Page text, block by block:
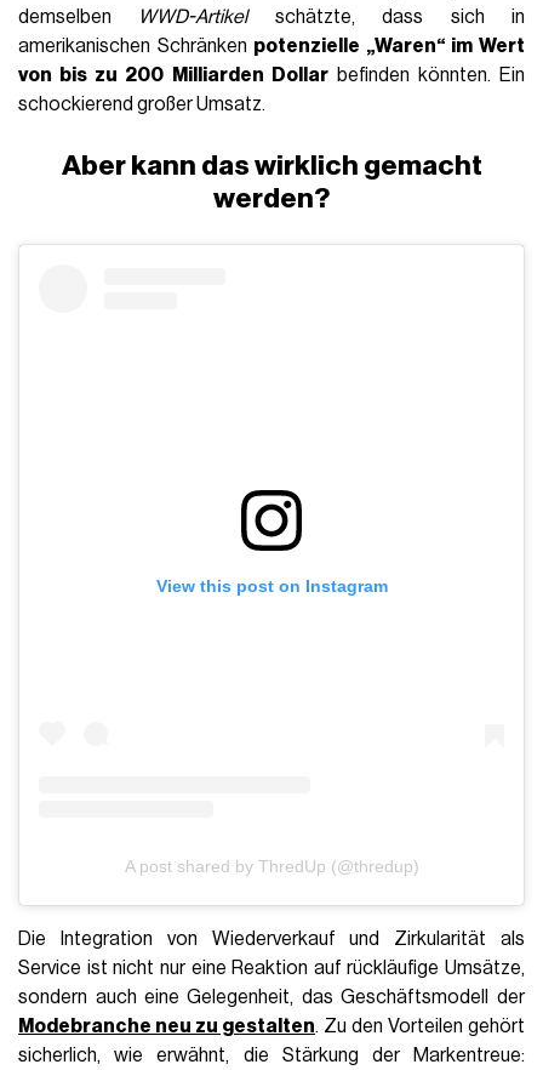
demselben
WWD-Artikelschätzte, dass sich in
amerikanischen Schränken potenzielle „Waren“ im Wert
von bis zu 200 Milliarden Dollarbefinden könnten. Ein
schockierend großer Umsatz.
Aber kann das wirklich gemacht
werden?
View this post on Instagram
A post shared by ThredUp (@thredup)
Die Integration von Wiederverkauf und Zirkularität als
Service ist nicht nur eine Reaktion auf rückläufige Umsätze,
sondern auch eine Gelegenheit, das Geschäftsmodell der
Modebranche neu zu gestalten. Zu den Vorteilen gehört
sicherlich, wie erwähnt, die Stärkung der Markentreue: